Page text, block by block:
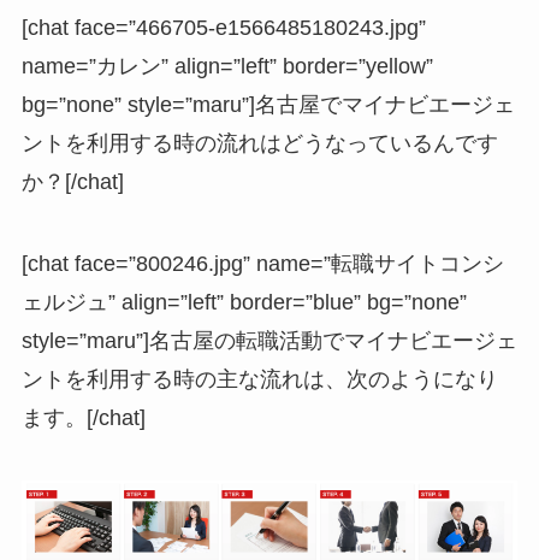
[chat face=”466705-e1566485180243.jpg”
name=”カレン” align=”left” border=”yellow”
bg=”none” style=”maru”]名古屋でマイナビエージェ
ントを利用する時の流れはどうなっているんです
か？[/chat]
[chat face=”800246.jpg” name=”転職サイトコンシ
ェルジュ” align=”left” border=”blue” bg=”none”
style=”maru”]名古屋の転職活動でマイナビエージェ
ントを利用する時の主な流れは、次のようになり
ます。[/chat]